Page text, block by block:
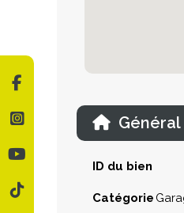
Général
ID du bien
Catégorie